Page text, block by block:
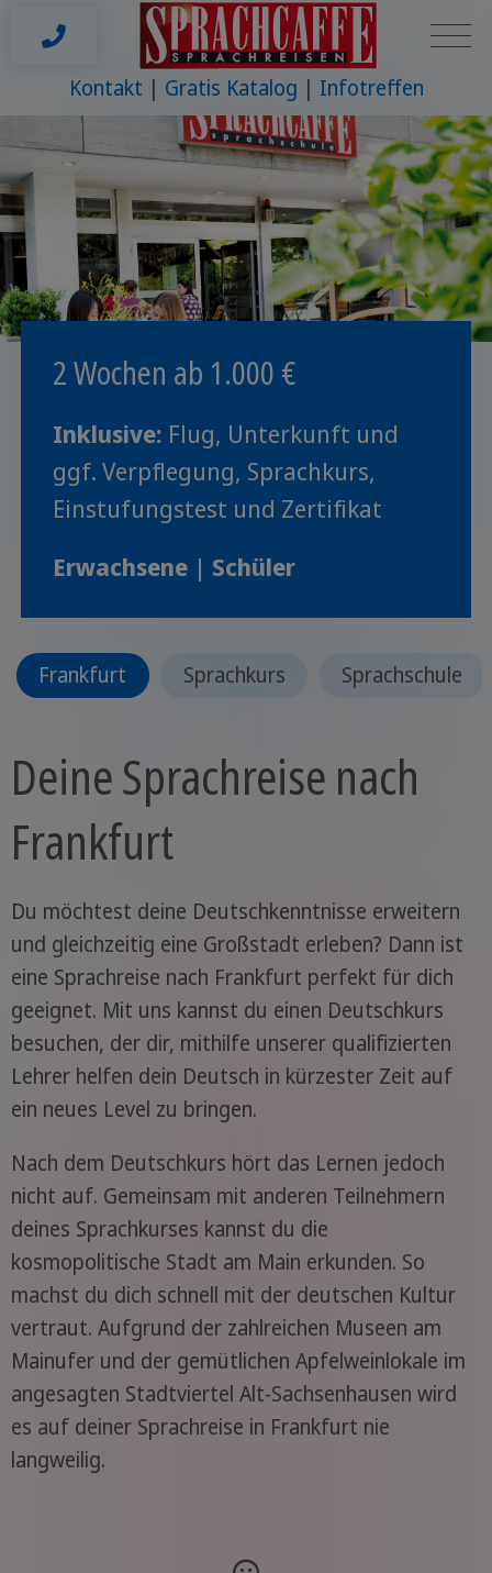
Kontakt Gratis Katalog Infotreffen
2 Wochen ab 1.000 €
Inklusive: Flug, Unterkunft und
ggf. Verpflegung, Sprachkurs,
Einstufungstest und Zertifikat
Erwachsene| Schüler
Frankfurt Sprachkurs Sprachschule
Deine Sprachreise nach
Frankfurt
Du möchtest deine Deutschkenntnisse erweitern
und gleichzeitig eine Großstadt erleben? Dann ist
eine Sprachreise nach Frankfurt perfekt für dich
geeignet. Mit uns kannst du einen Deutschkurs
besuchen, der dir, mithilfe unserer qualifizierten
Lehrer helfen dein Deutsch in kürzester Zeit auf
ein neues Level zu bringen.
Nach dem Deutschkurs hört das Lernen jedoch
nicht auf. Gemeinsam mit anderen Teilnehmern
deines Sprachkurses kannst du die
kosmopolitische Stadt am Main erkunden. So
machst du dich schnell mit der deutschen Kultur
vertraut. Aufgrund der zahlreichen Museen am
Mainufer und der gemütlichen Apfelweinlokale im
angesagten Stadtviertel Alt-Sachsenhausen wird
es auf deiner Sprachreise in Frankfurt nie
langweilig.